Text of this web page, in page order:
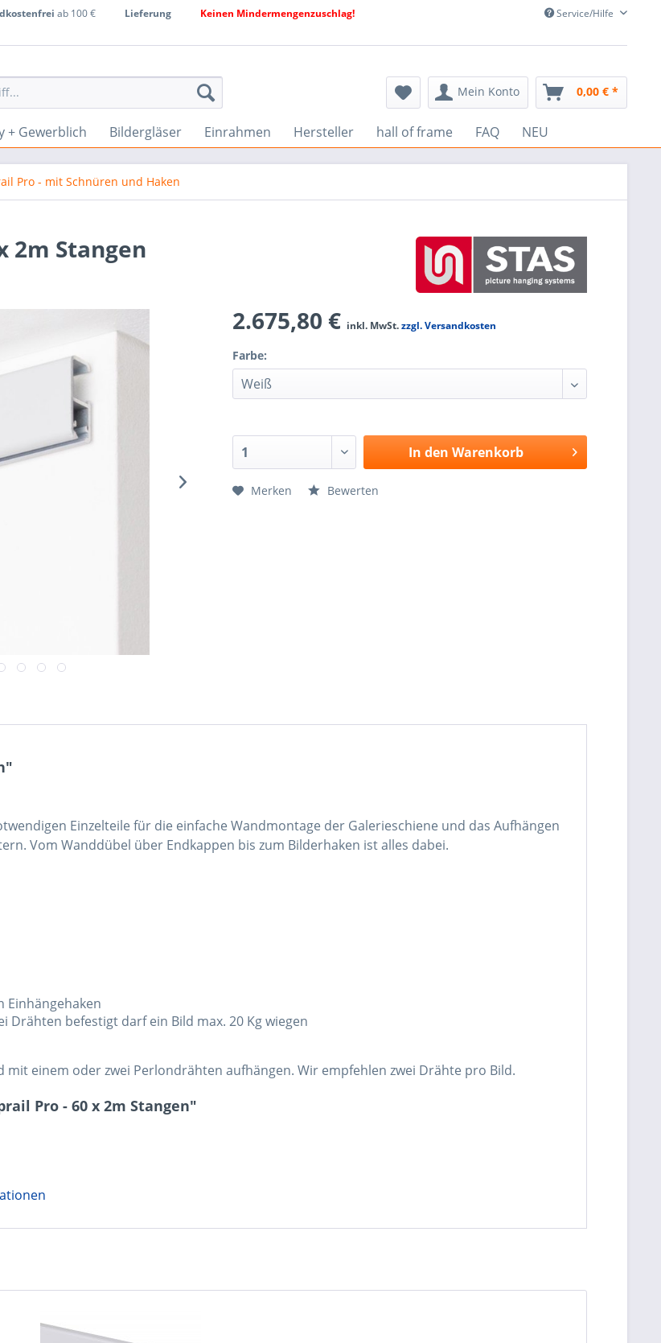
ab 100 € Lieferung
Keinen Mindermengenzuschlag!
Service/Hilfe
Mein Konto 0,00 € *
+ Gewerblich Bildergläser Einrahmen Hersteller hall of frame FAQ NEU
Pro - mit Schnüren und Haken
2m Stangen
2.675,80 € inkl. MwSt.zzgl. Versandkosten
Farbe:
In den Warenkorb
Merken Bewerten
Einzelteile für die einfache Wandmontage der Galerieschiene und das Aufhängen
Vom Wanddübel über Endkappen bis zum Bilderhaken ist alles dabei.
Einhängehaken
Drähten befestigt darf ein Bild max. 20 Kg wiegen
mit einem oder zwei Perlondrähten aufhängen. Wir empfehlen zwei Drähte pro Bild.
Pro - 60 x 2m Stangen"